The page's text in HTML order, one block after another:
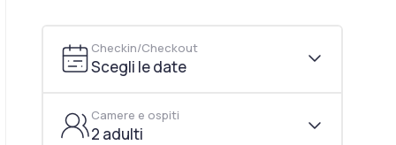
Checkin/Checkout
Scegli le date
Camere e ospiti
2 adulti